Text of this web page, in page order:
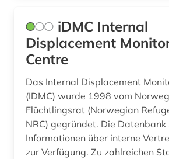
iDMC Internal
Displacement
Centre
Das Internal Displacement
(IDMC) wurde 1998 vom
Flüchtlingsrat (Norwegian
NRC) gegründet. Die
Informationen über interne
zur Verfügung. Zu zahlreichen